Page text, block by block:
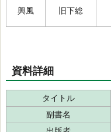
興風 旧下総
資料詳細
タイトル
副書名